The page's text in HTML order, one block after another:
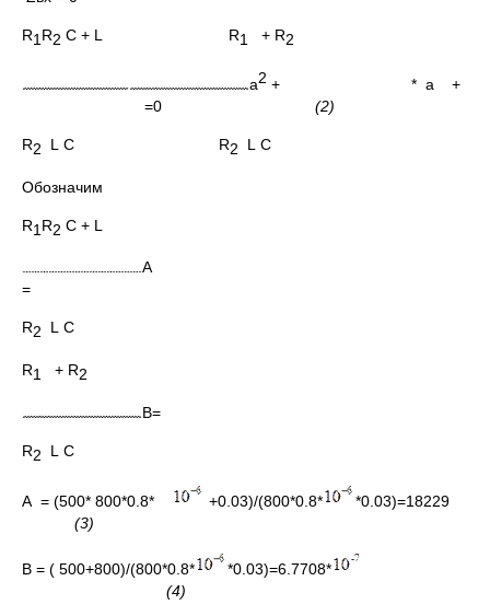
R1 R2 C + L R1 + R2
a2 + * a +
=0 (2)
R2 L C R2 L C
Обозначим
R1 R2 C + L
А
=
R2 L C
R1 + R2
В=
R2 L C
А = (500* 800*0.8* +0.03)/(800*0.8*
*0.03)=18229
(3)
B = ( 500+800)/(800*0.8*
*0.03)=6.7708*
(4)